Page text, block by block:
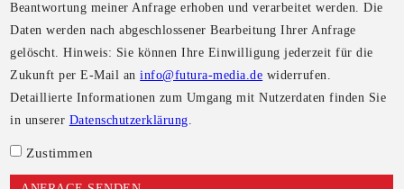
Beantwortung meiner Anfrage erhoben und verarbeitet werden. Die
Daten werden nach abgeschlossener Bearbeitung Ihrer Anfrage
gelöscht. Hinweis: Sie können Ihre Einwilligung jederzeit für die
Zukunft per E-Mail aninfo@futura-media.de widerrufen.
Detaillierte Informationen zum Umgang mit Nutzerdaten finden Sie
in unserer Datenschutzerklärung.
Zustimmen